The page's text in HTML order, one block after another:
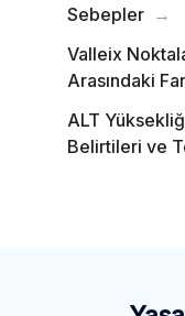
Sebepler
Valleix
Arasındaki
ALT
Belirtileri ve